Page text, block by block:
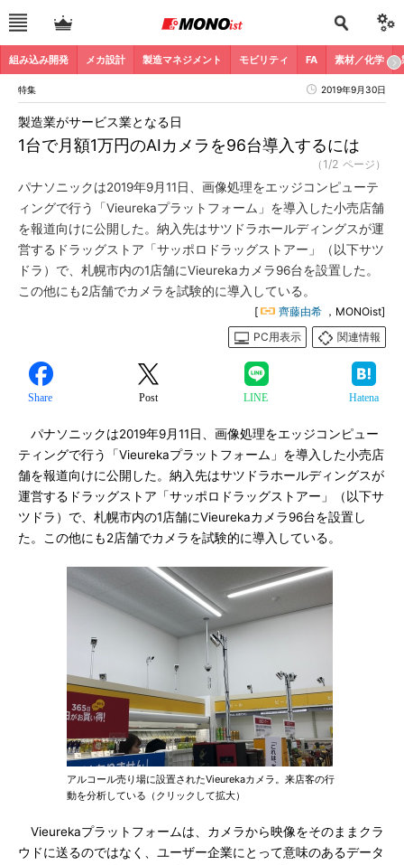
組み込み開発 メカ設計 製造マネジメント モビリティ FA 素材／化学
特集 2019年9月30日
1台で月額1万円のAIカメラを96台導入するには
製造業がサービス業となる日
（1/2 ページ）
パナソニックは2019年9月11日、画像処理をエッジコンピューテ
ィングで行う「Vieurekaプラットフォーム」を導入した小売店舗
を報道向けに公開した。納入先はサツドラホールディングスが運
営するドラッグストア「サッポロドラッグストアー」（以下サツ
ドラ）で、札幌市内の1店舗にVieurekaカメラ96台を設置した。
この他にも2店舗でカメラを試験的に導入している。
[ 齊藤由希 ，MONOist]
PC用表示
関連情報
Share Post LINE Hatena
パナソニックは2019年9月11日、画像処理をエッジコンピュー
ティングで行う「Vieurekaプラットフォーム」を導入した小売店
舗を報道向けに公開した。納入先はサツドラホールディングスが
運営するドラッグストア「サッポロドラッグストアー」（以下サ
ツドラ）で、札幌市内の1店舗にVieurekaカメラ96台を設置し
た。この他にも2店舗でカメラを試験的に導入している。
アルコール売り場に設置されたVieurekaカメラ。来店客の行
動を分析している（クリックして拡大）
Vieurekaプラットフォームは、カメラから映像をそのままクラ
ウドに送るのではなく、ユーザー企業にとって意味のあるデータ